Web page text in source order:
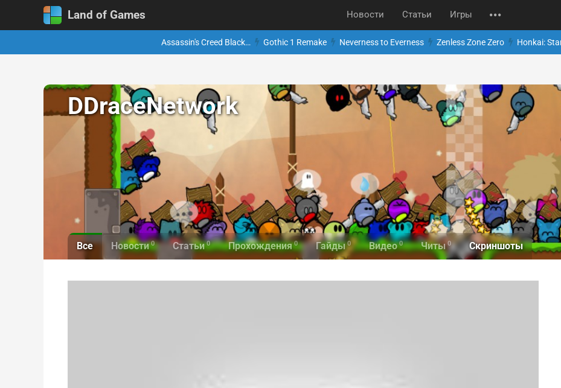
Land of Games Новости Статьи Игры
Assassin's Creed Black… Gothic 1 Remake Neverness to Everness Zenless Zone Zero Honkai:
DDraceNetwork
Все Новости 0 Статьи 0 Прохождения 0 Гайды 0 Видео 0 Читы 0 Скриншоты